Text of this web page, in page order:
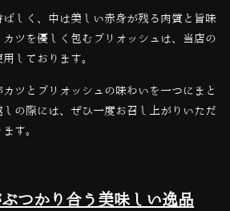
しく、中は美しい赤身が残る肉質と旨味
ツを優しく包むブリオッシュは、当店の
しております。
ツとブリオッシュの味わいを一つにまと
の際には、ぜひ一度お召し上がりいただ
す。
つかり合う美味しい逸品